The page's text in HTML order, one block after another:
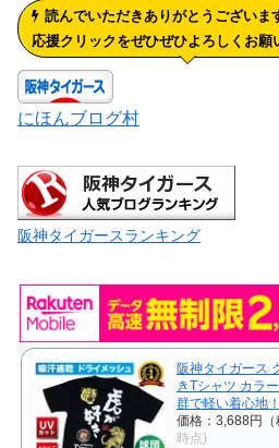
読んでいただきありがとうございま
応援クリックをぜひぜひよろしくお願
にほんブログ村
阪神タイガースランキング
阪神タイガース
きTシャツ カラ
群で軽い着心地
価格：3,688円
時点)